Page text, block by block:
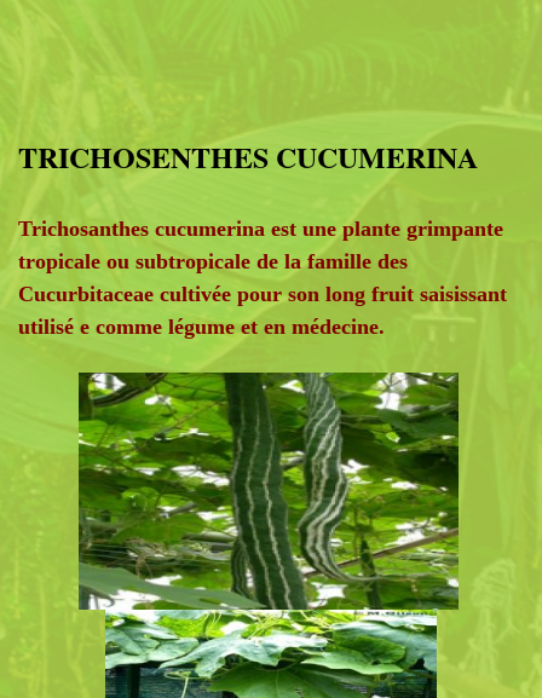
TRICHOSENTHES CUCUMERINA
Trichosanthes cucumerina est une plante grimpante
tropicale ou subtropicale de la famille des
Cucurbitaceae cultivée pour son long fruit saisissant
utilisé e comme légume et en médecine.